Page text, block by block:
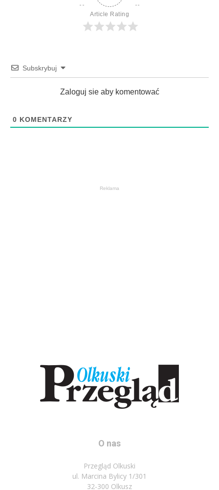
Article Rating
Subskrybuj
Zaloguj sie aby komentować
0 KOMENTARZY
Reklama
O nas
Przegląd Olkuski
ul. Marcina Bylicy 1/301
32-300 Olkusz